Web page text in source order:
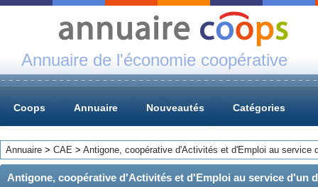
Annuaire de l'économie coopérative
Coops Annuaire Nouveautés Catégories
Annuaire > CAE > Antigone, coopérative d'Activités et d'Emploi au service
Antigone, coopérative d'Activités et d'Emploi au service d'un